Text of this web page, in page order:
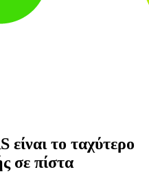
το ταχύτερο
σε πίστα